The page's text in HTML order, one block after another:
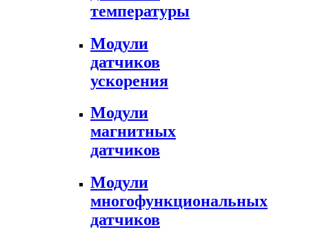
температуры
Модули
датчиков
ускорения
Модули
магнитных
датчиков
Модули
многофункциональных
датчиков